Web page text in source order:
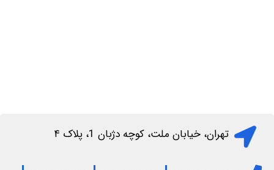
تهران، خیابان ملت، کوچه دژبان 1، پلاک ۴